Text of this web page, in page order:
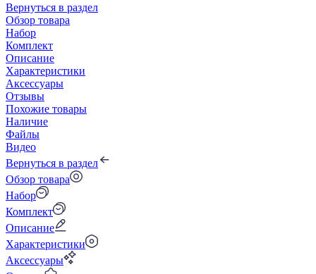
Вернуться в раздел
Обзор товара
Набор
Комплект
Описание
Характеристики
Аксессуары
Отзывы
Похожие товары
Наличие
Файлы
Видео
Вернуться в раздел
Обзор товара
Набор
Комплект
Описание
Характеристики
Аксессуары